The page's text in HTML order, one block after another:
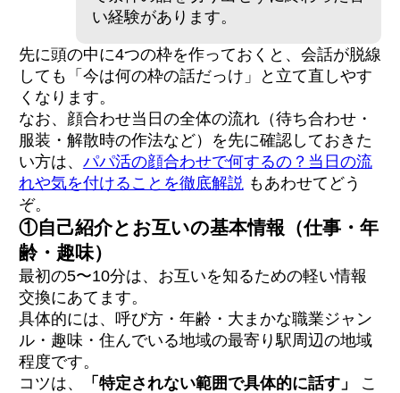
い経験があります。
先に頭の中に4つの枠を作っておくと、会話が脱線
しても「今は何の枠の話だっけ」と立て直しやす
くなります。
なお、顔合わせ当日の全体の流れ（待ち合わせ・
服装・解散時の作法など）を先に確認しておきた
い方は、 パパ活の顔合わせで何するの？当日の流
れや気を付けることを徹底解説 もあわせてどう
ぞ。
①自己紹介とお互いの基本情報（仕事・年
齢・趣味）
最初の5〜10分は、お互いを知るための軽い情報
交換にあてます。
具体的には、呼び方・年齢・大まかな職業ジャン
ル・趣味・住んでいる地域の最寄り駅周辺の地域
程度です。
コツは、
「特定されない範囲で具体的に話す」
こ